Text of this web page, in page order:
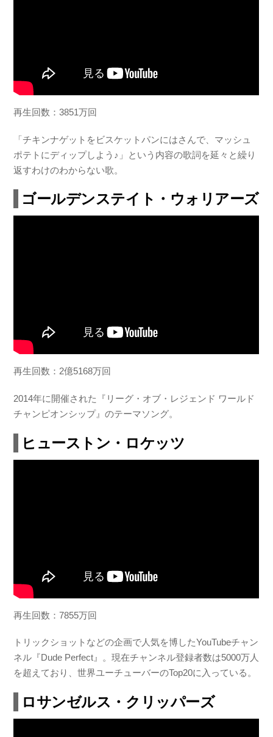
再生回数：3851万回
「チキンナゲットをビスケットパンにはさんで、マッシュ
ポテトにディップしよう♪」という内容の歌詞を延々と繰り
返すわけのわからない歌。
ゴールデンステイト・ウォリアーズ
再生回数：2億5168万回
2014年に開催された『リーグ・オブ・レジェンド ワールド
チャンピオンシップ』のテーマソング。
ヒューストン・ロケッツ
再生回数：7855万回
トリックショットなどの企画で人気を博したYouTubeチャン
ネル『Dude Perfect』。現在チャンネル登録者数は5000万人
を超えており、世界ユーチューバーのTop20に入っている。
ロサンゼルス・クリッパーズ